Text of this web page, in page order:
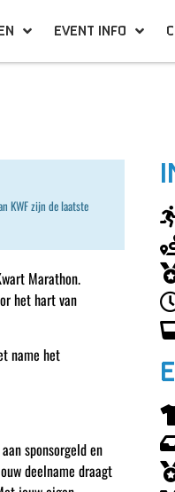
EVENT INFO
KWF zijn de laatste
Marathon.
het hart van
name het
sponsorgeld en
deelname draagt